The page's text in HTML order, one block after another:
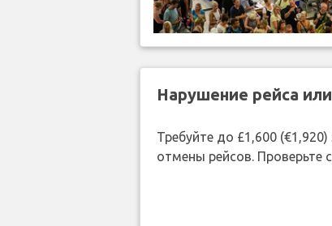
Нарушение рейса
Требуйте до £1,600
отмены рейсов. Проверьте